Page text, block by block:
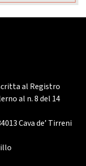
al Registro
al n. 8 del 14
Cava de’ Tirreni